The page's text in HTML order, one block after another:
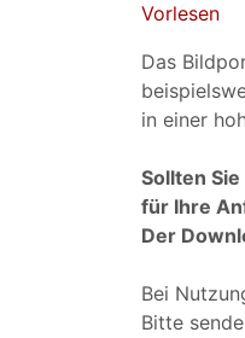
Vorlesen
Das
in einer
Sollten
für Ihre
Der
Bei
Bitte